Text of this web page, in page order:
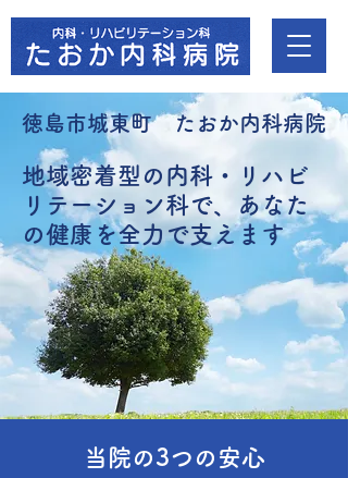
地域密着型の内科・リハビ
リテーション科で、あなた
の健康を全力で支えます
徳島市城東町 たおか内科病院
当院の3つの安心